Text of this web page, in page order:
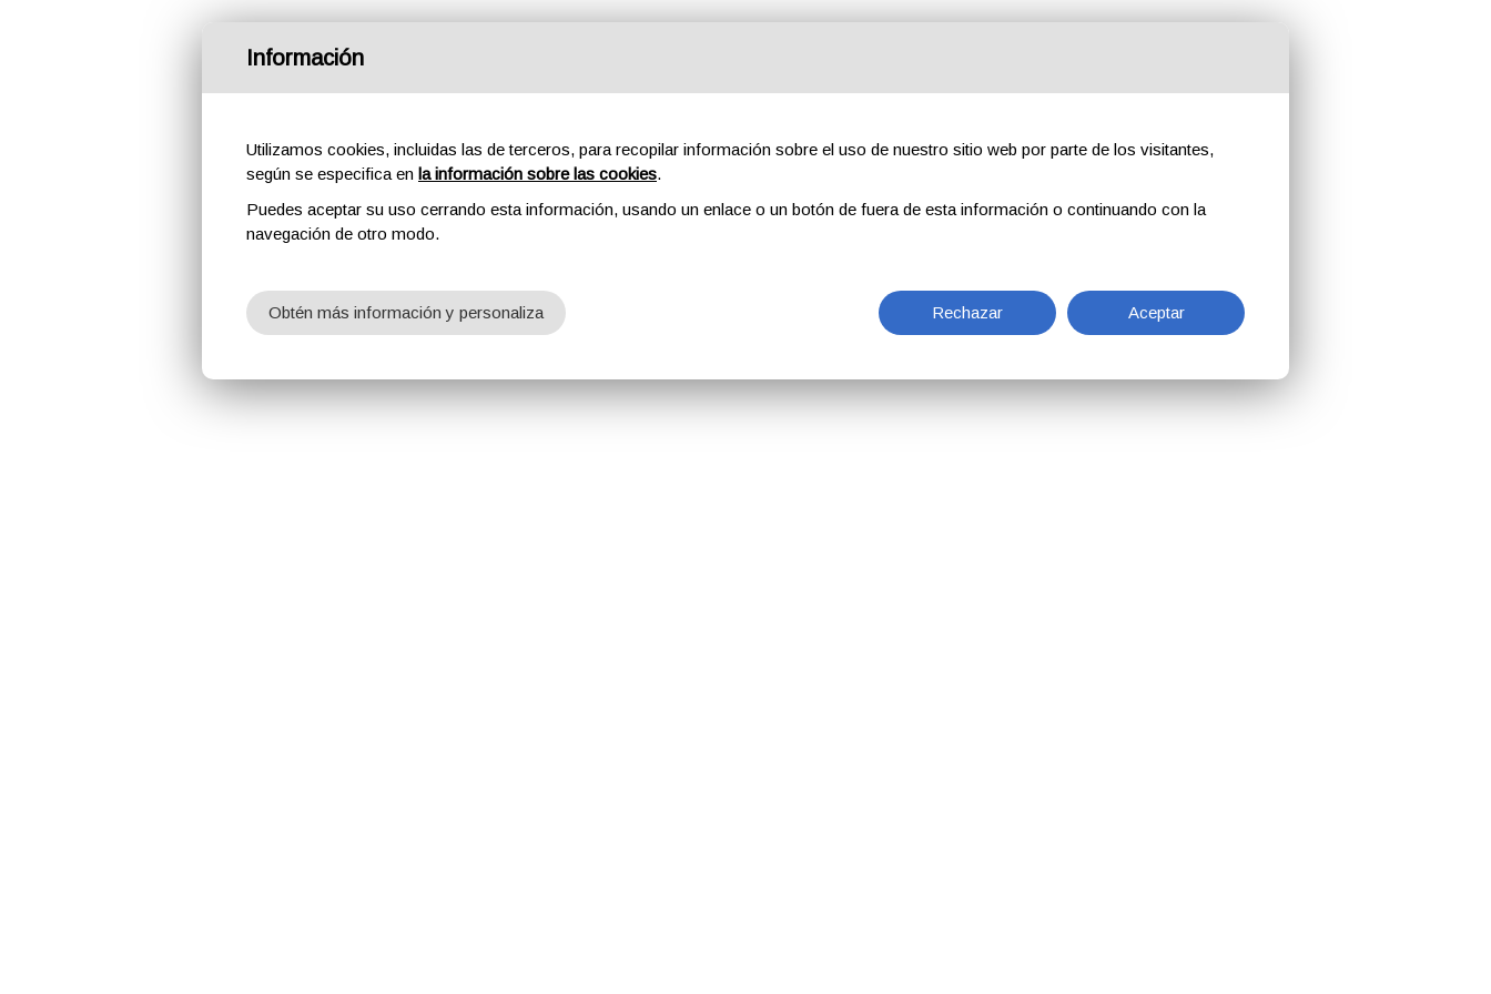
Información
Utilizamos cookies, incluidas las de terceros, para recopilar información sobre el uso de nuestro sitio web por parte de los visitantes,
según se especifica en la información sobre las cookies.
Puedes aceptar su uso cerrando esta información, usando un enlace o un botón de fuera de esta información o continuando con la
navegación de otro modo.
Rechazar Aceptar
Obtén más información y personaliza